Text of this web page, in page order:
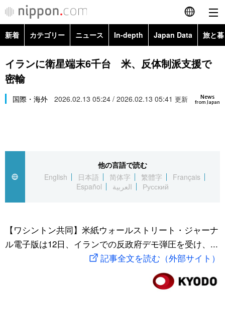
English
简体字
Русский
カテゴリー
経済・ビジネス
国際
文化
トップ
アーカイブ
In-depth
Japan Data
動画/Live
新着 カテゴリー ニュース In-depth Japan Data 旅と
政治・外交
経済・ビジネス
スポーツ・東京2020
Topics
イランに衛星端末6千台 米、反体制派支援で
密輸
News
from Japan
国際・海外 2026.02.13 05:24 / 2026.02.13 05:41 更新
他の言語で読む
English
日本語 简体字 繁體字
Français
Español
العربية Русский
【ワシントン共同】米紙ウォールストリート・ジャーナ
ル電子版は12日、イランでの反政府デモ弾圧を受け、...
記事全文を読む（外部サイト）